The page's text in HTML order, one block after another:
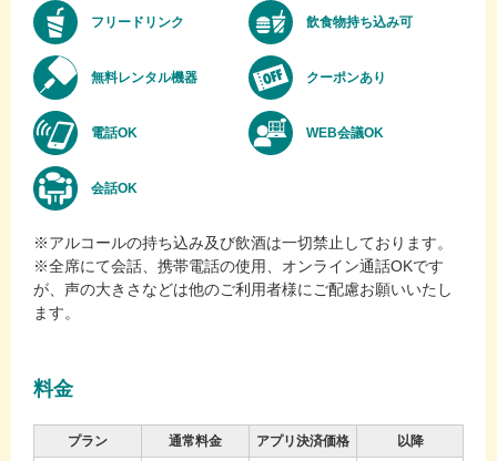
フリードリンク 飲食物持ち込み可
無料レンタル機器 クーポンあり
電話OK WEB会議OK
会話OK
※アルコールの持ち込み及び飲酒は一切禁止しております。
※全席にて会話、携帯電話の使用、オンライン通話OKです
が、声の大きさなどは他のご利用者様にご配慮お願いいたし
ます。
料金
プラン 通常料金 アプリ決済価格 以降